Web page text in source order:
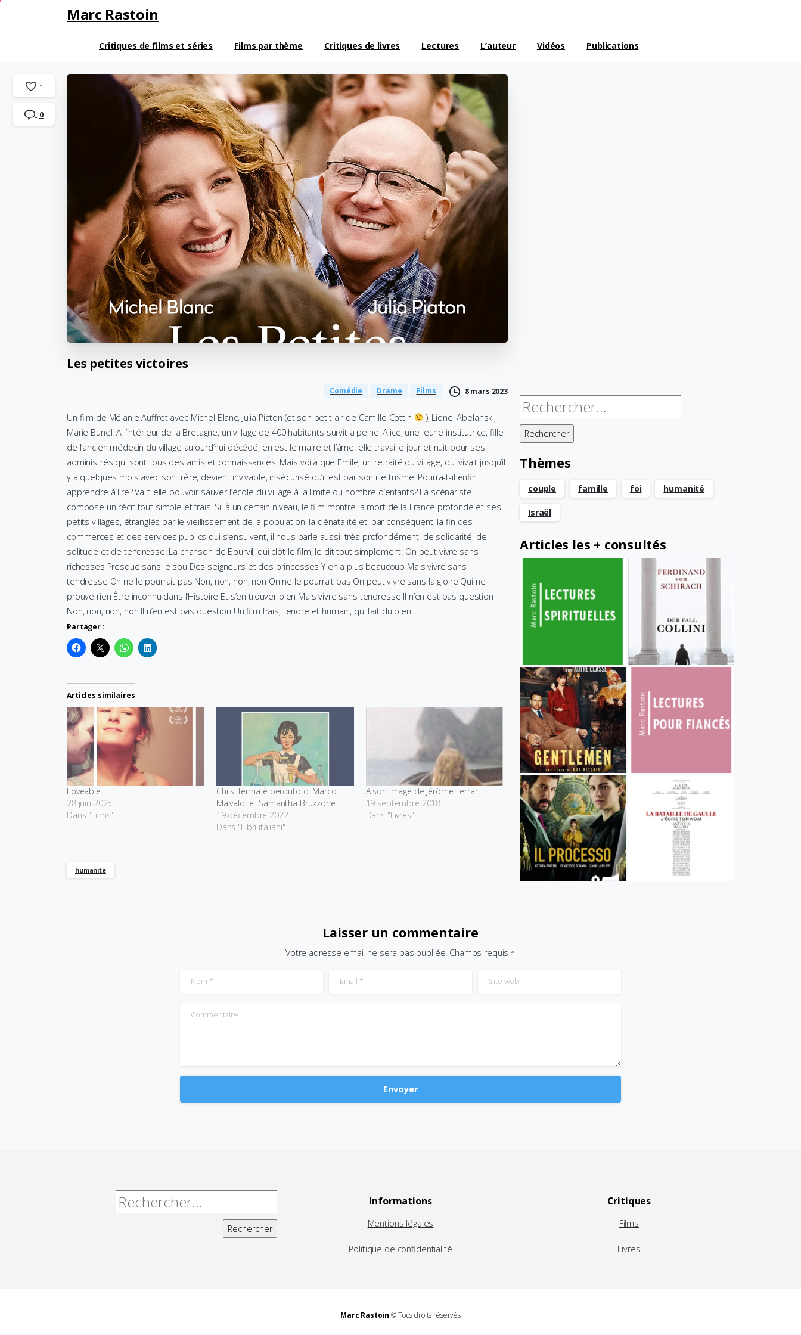
Marc Rastoin
Critiques de films et séries Films par thème Critiques de livres Lectures L’auteur Vidéos Publications
Les petites victoires
Comédie Drame Films 8 mars 2023
Un film de Mélanie Auffret avec Michel Blanc, Julia Piaton (et son petit air de Camille Cottin
), Lionel Abelanski,
Marie Bunel. A l’intérieur de la Bretagne, un village de 400 habitants survit à peine. Alice, une jeune institutrice, fille
de l’ancien médecin du village aujourd’hui décédé, en est le maire et l’âme: elle travaille jour et nuit pour ses
administrés qui sont tous des amis et connaissances. Mais voilà que Emile, un retraité du village, qui vivait jusqu’il
y a quelques mois avec son frère, devient invivable, insécurisé qu’il est par son illettrisme. Pourra-t-il enfin
apprendre à lire? Va-t-elle pouvoir sauver l’école du village à la limite du nombre d’enfants? La scénariste
compose un récit tout simple et frais. Si, à un certain niveau, le film montre la mort de la France profonde et ses
petits villages, étranglés par le vieillissement de la population, la dénatalité et, par conséquent, la fin des
commerces et des services publics qui s’ensuivent, il nous parle aussi, très profondément, de solidarité, de
solitude et de tendresse: La chanson de Bourvil, qui clôt le film, le dit tout simplement: On peut vivre sans
richesses Presque sans le sou Des seigneurs et des princesses Y en a plus beaucoup Mais vivre sans
tendresse On ne le pourrait pas Non, non, non, non On ne le pourrait pas On peut vivre sans la gloire Qui ne
prouve rien Être inconnu dans l’Histoire Et s’en trouver bien Mais vivre sans tendresse Il n’en est pas question
Non, non, non, non Il n’en est pas question Un film frais, tendre et humain, qui fait du bien…
Partager :
Articles similaires
Loveable
28 juin 2025
Dans "Films"
Chi si ferma è perduto di Marco
Malvaldi et Samantha Bruzzone
19 décembre 2022
Dans "Libri italiani"
A son image de Jérôme Ferrari
19 septembre 2018
Dans "Livres"
humanité
-
0
Rechercher :
Thèmes
couple famille foi humanité
Israël
Articles les + consultés
Laisser un commentaire
Votre adresse email ne sera pas publiée. Champs requis *
Nom Email Site web
Commentaire
Rechercher : Informations
Mentions légales
Politique de confidentialité
Critiques
Films
Livres
Marc Rastoin © Tous droits réservés